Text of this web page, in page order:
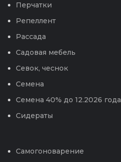
Перчатки
Репеллент
Рассада
Садовая мебель
Севок, чеснок
Семена
Семена 40% до 12.2026 года
Сидераты
Самогоноварение